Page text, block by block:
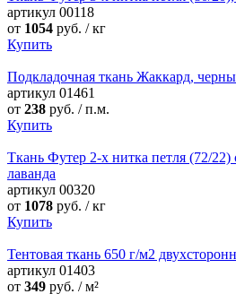
артикул 00118
от 1054 руб. / кг
Купить
Подкладочная ткань Жаккард,
артикул 01461
от 238 руб. / п.м.
Купить
Ткань Футер 2-х нитка петля (72/22)
лаванда
артикул 00320
от 1078 руб. / кг
Купить
Тентовая ткань 650 г/м2
артикул 01403
от 349 руб. / м²